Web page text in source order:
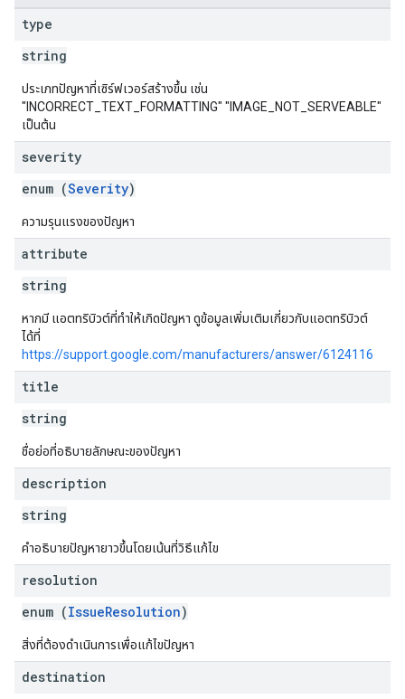
type
string
ประเภทปัญหาที่เซิร์ฟเวอร์สร้างขึ้น เช่น
"INCORRECT_TEXT_FORMATTING" "IMAGE_NOT_SERVEABLE"
เป็นต้น
severity
enum (Severity)
ความรุนแรงของปัญหา
attribute
string
หากมี แอตทริบิวต์ที่ทําให้เกิดปัญหา ดูข้อมูลเพิ่มเติมเกี่ยวกับแอตทริบิวต์
ได้ที่
https://support.google.com/manufacturers/answer/6124116
title
string
ชื่อย่อที่อธิบายลักษณะของปัญหา
description
string
คำอธิบายปัญหายาวขึ้นโดยเน้นที่วิธีแก้ไข
resolution
enum (IssueResolution)
สิ่งที่ต้องดำเนินการเพื่อแก้ไขปัญหา
destination